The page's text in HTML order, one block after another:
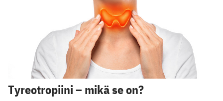
Tyreotropiini – mikä se on?